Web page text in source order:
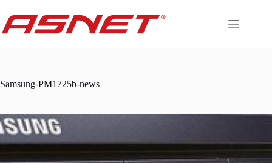
content
Samsung-PM1725b-news